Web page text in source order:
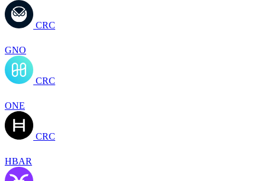
CRC
GNO
CRC
ONE
CRC
HBAR